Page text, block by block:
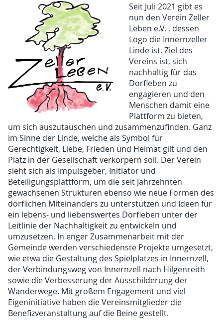
Seit Juli 2021 gibt es
nun den Verein Zeller
Leben e.V. , dessen
Logo die Innernzeller
Linde ist. Ziel des
Vereins ist, sich
nachhaltig für das
Dorfleben zu
engagieren und den
Menschen damit eine
Plattform zu bieten,
um sich auszutauschen und zusammenzufinden. Ganz
im Sinne der Linde, welche als Symbol für
Gerechtigkeit, Liebe, Frieden und Heimat gilt und den
Platz in der Gesellschaft verkörpern soll. Der Verein
sieht sich als Impulsgeber, Initiator und
Beteiligungsplattform, um die seit Jahrzehnten
gewachsenen Strukturen ebenso wie neue Formen des
dörflichen Miteinanders zu unterstützen und Ideen für
ein lebens- und liebenswertes Dorfleben unter der
Leitlinie der Nachhaltigkeit zu entwickeln und
umzusetzen. In enger Zusammenarbeit mit der
Gemeinde werden verschiedenste Projekte umgesetzt,
wie etwa die Gestaltung des Spielplatzes in Innernzell,
der Verbindungsweg von Innernzell nach Hilgenreith
sowie die Verbesserung der Ausschilderung der
Wanderwege. Mit großem Engagement und viel
Eigeninitiative haben die Vereinsmitglieder die
Benefizveranstaltung auf die Beine gestellt.